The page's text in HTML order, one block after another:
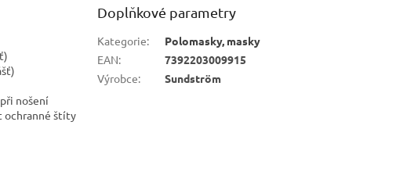
nošení
ochranné štíty
Doplňkové parametry
Kategorie:
Polomasky, masky
EAN:
7392203009915
Výrobce: Sundström